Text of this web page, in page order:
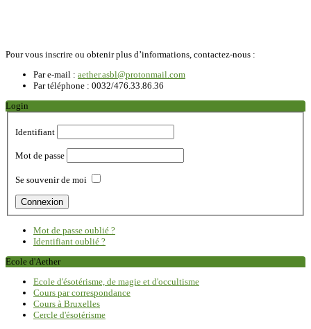
Pour vous inscrire ou obtenir plus d’informations, contactez-nous :
Par e-mail : aether.asbl@protonmail.com
Par téléphone : 0032/476.33.86.36
Login
Identifiant
Mot de passe
Se souvenir de moi
Mot de passe oublié ?
Identifiant oublié ?
Ecole d'Aether
Ecole d'ésotérisme, de magie et d'occultisme
Cours par correspondance
Cours à Bruxelles
Cercle d'ésotérisme